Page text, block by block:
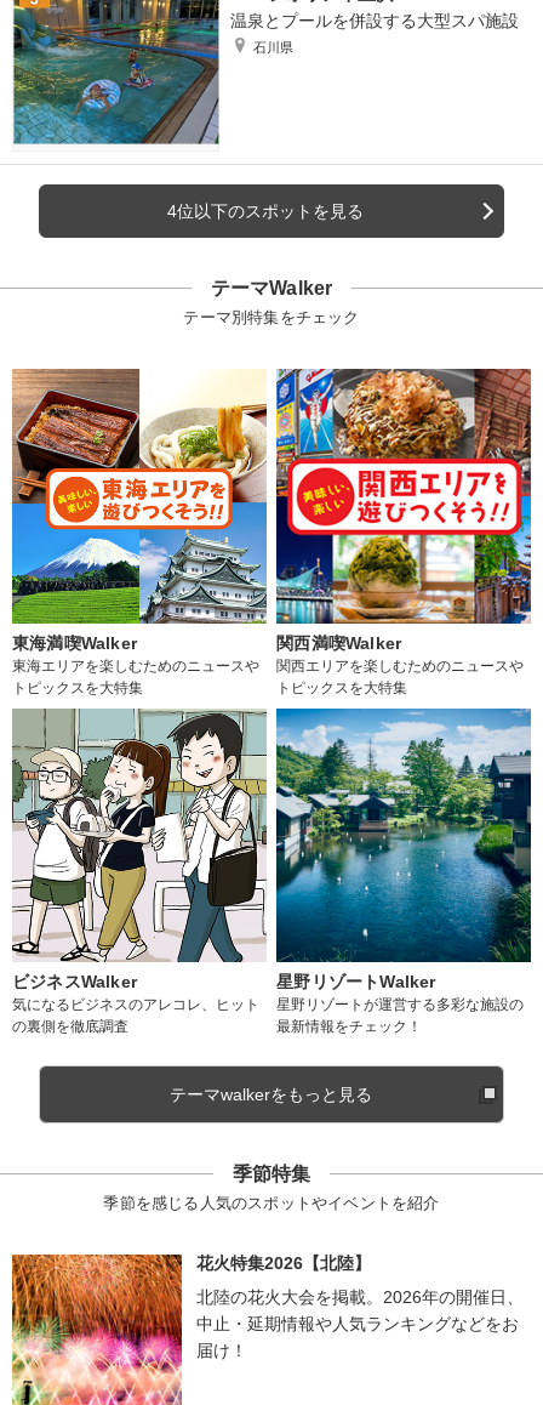
温泉とプールを併設する大型スパ施設
石川県
4位以下のスポットを見る
テーマWalker
テーマ別特集をチェック
東海満喫Walker
東海エリアを楽しむためのニュースや
トピックスを大特集
関西満喫Walker
関西エリアを楽しむためのニュースや
トピックスを大特集
ビジネスWalker
気になるビジネスのアレコレ、ヒット
の裏側を徹底調査
星野リゾートWalker
星野リゾートが運営する多彩な施設の
最新情報をチェック！
テーマwalkerをもっと見る
季節特集
季節を感じる人気のスポットやイベントを紹介
花火特集2026【北陸】
北陸の花火大会を掲載。2026年の開催日、
中止・延期情報や人気ランキングなどをお
届け！